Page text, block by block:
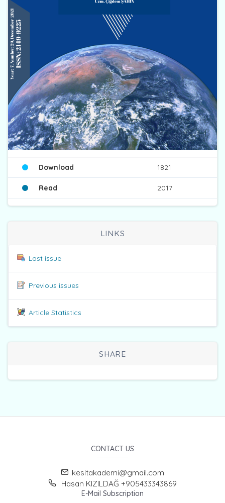
Download 1821
Read 2017
LINKS
Last issue
Previous issues
Article Statistics
SHARE
CONTACT US
kesitakademi@gmail.com
Hasan KIZILDAĞ +905433343869
E-Mail Subscription